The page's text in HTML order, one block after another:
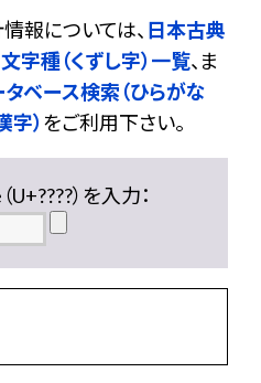
報については、 日本古典
字種（くずし字）一覧、ま
タベース検索（ひらがな
字） をご利用下さい。
）を入力：